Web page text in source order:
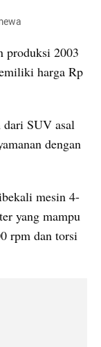
produksi 2003
harga Rp
dari SUV asal
dengan
mesin 4-
yang mampu
rpm dan torsi